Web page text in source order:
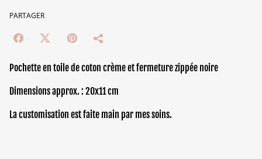
PARTAGER
Pochette en toile de coton crème et fermeture zippée noire
Dimensions approx. : 20x11 cm
La customisation est faite main par mes soins.